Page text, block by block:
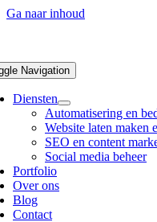
Ga naar inhoud
Navigation
Diensten
Automatisering en
Website laten maken
SEO en content
Social media beheer
Portfolio
Over ons
Blog
Contact